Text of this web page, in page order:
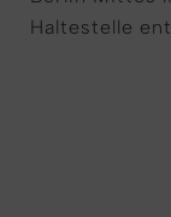
Haltestelle